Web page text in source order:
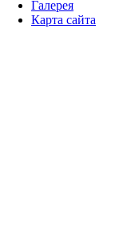
Галерея
Карта сайта